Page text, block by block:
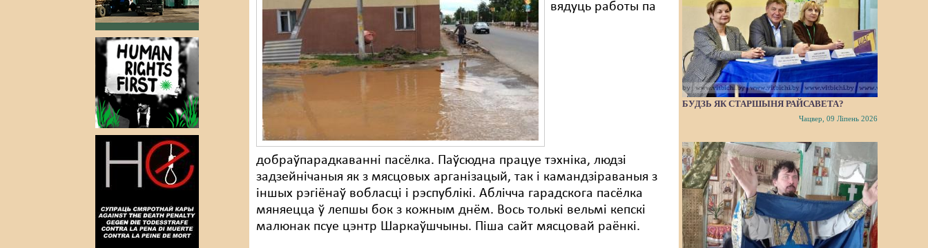
вядуць работы па
добраўпарадкаванні пасёлка. Паўсюдна працуе тэхніка, людзі
задзейнічаныя як з мясцовых арганізацый, так і камандзіраваныя з
іншых рэгіёнаў вобласці і рэспублікі. Аблічча гарадскога пасёлка
мяняецца ў лепшы бок з кожным днём. Вось толькі вельмі кепскі
малюнак псуе цэнтр Шаркаўшчыны. Піша сайт мясцовай раёнкі.
БУДЗЬ ЯК СТАРШЫНЯ РАЙСАВЕТА?
Чацвер, 09 Ліпень 2026